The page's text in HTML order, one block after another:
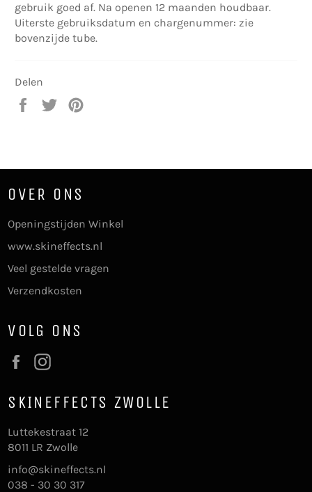
gebruik goed af. Na openen 12 maanden houdbaar.
Uiterste gebruiksdatum en chargenummer: zie
bovenzijde tube.
Delen
Delen
Twitteren
OVER ONS
Openingstijden Winkel
www.skineffects.nl
Veel gestelde vragen
Verzendkosten
VOLG ONS
Facebook
SKINEFFECTS ZWOLLE
Luttekestraat 12
8011 LR Zwolle
info@skineffects.nl
038 - 30 30 317